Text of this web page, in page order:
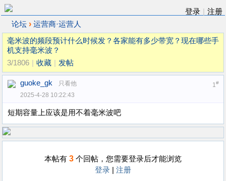
登录
注册
论坛 › 运营商·运营人
毫米波的频段预计什么时候发？各家能有多少带宽？现在哪些手
机支持毫米波？
3/1806
收藏 发帖
1#
guoke_gk
只看他
2025-4-28 10:22:43
短期容量上应该是用不着毫米波吧
本帖有 3 个回帖，您需要登录后才能浏览
登录
注册